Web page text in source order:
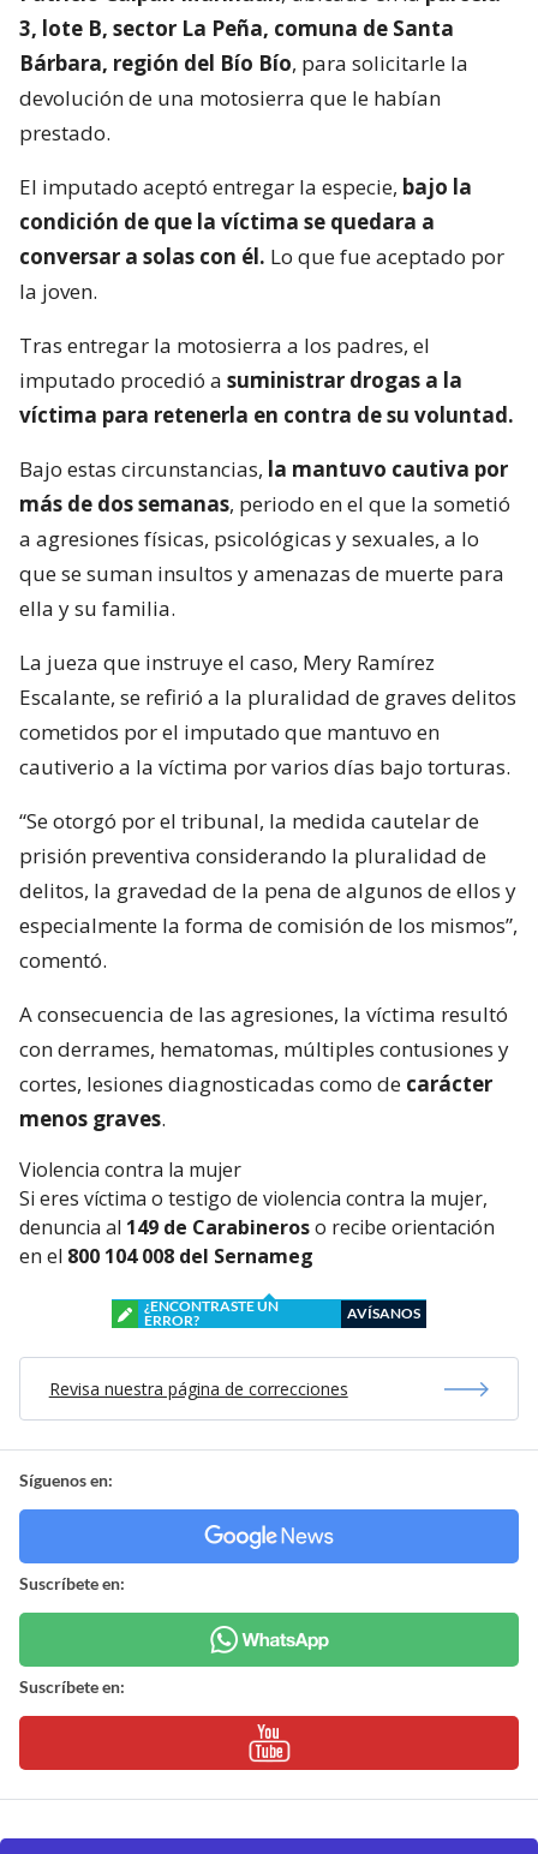
3, lote B, sector La Peña, comuna de Santa
Bárbara, región del Bío Bío, para solicitarle la
devolución de una motosierra que le habían
prestado.
El imputado aceptó entregar la especie, bajo la
condición de que la víctima se quedara a
conversar a solas con él. Lo que fue aceptado por
la joven.
Tras entregar la motosierra a los padres, el
imputado procedió a suministrar drogas a la
víctima para retenerla en contra de su voluntad.
Bajo estas circunstancias, la mantuvo cautiva por
más de dos semanas, periodo en el que la sometió
a agresiones físicas, psicológicas y sexuales, a lo
que se suman insultos y amenazas de muerte para
ella y su familia.
La jueza que instruye el caso, Mery Ramírez
Escalante, se refirió a la pluralidad de graves delitos
cometidos por el imputado que mantuvo en
cautiverio a la víctima por varios días bajo torturas.
“Se otorgó por el tribunal, la medida cautelar de
prisión preventiva considerando la pluralidad de
delitos, la gravedad de la pena de algunos de ellos y
especialmente la forma de comisión de los mismos”,
comentó.
A consecuencia de las agresiones, la víctima resultó
con derrames, hematomas, múltiples contusiones y
cortes, lesiones diagnosticadas como de carácter
menos graves.
Violencia contra la mujer
Si eres víctima o testigo de violencia contra la mujer,
denuncia al 149 de Carabineroso recibe orientación
en el 800 104 008 del Sernameg
¿ENCONTRASTE UN
ERROR?
AVÍSANOS
Revisa nuestra página de correcciones
Síguenos en:
Suscríbete en:
Suscríbete en: